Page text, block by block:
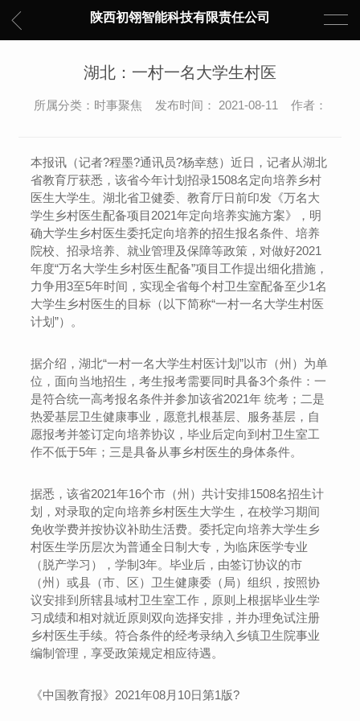
陕西初翎智能科技有限责任公司
湖北：一村一名大学生村医
所属分类：时事聚焦 发布时间： 2021-08-11 作者：
本报讯（记者?程墨?通讯员?杨幸慈）近日，记者从湖北
省教育厅获悉，该省今年计划招录1508名定向培养乡村
医生大学生。湖北省卫健委、教育厅日前印发《万名大
学生乡村医生配备项目2021年定向培养实施方案》，明
确大学生乡村医生委托定向培养的招生报名条件、培养
院校、招录培养、就业管理及保障等政策，对做好2021
年度“万名大学生乡村医生配备”项目工作提出细化措施，
力争用3至5年时间，实现全省每个村卫生室配备至少1名
大学生乡村医生的目标（以下简称“一村一名大学生村医
计划”）。
据介绍，湖北“一村一名大学生村医计划”以市（州）为单
位，面向当地招生，考生报考需要同时具备3个条件：一
是符合统一高考报名条件并参加该省2021年 统考；二是
热爱基层卫生健康事业，愿意扎根基层、服务基层，自
愿报考并签订定向培养协议，毕业后定向到村卫生室工
作不低于5年；三是具备从事乡村医生的身体条件。
据悉，该省2021年16个市（州）共计安排1508名招生计
划，对录取的定向培养乡村医生大学生，在校学习期间
免收学费并按协议补助生活费。委托定向培养大学生乡
村医生学历层次为普通全日制大专，为临床医学专业
（脱产学习），学制3年。毕业后，由签订协议的市
（州）或县（市、区）卫生健康委（局）组织，按照协
议安排到所辖县域村卫生室工作，原则上根据毕业生学
习成绩和相对就近原则双向选择安排，并办理免试注册
乡村医生手续。符合条件的经考录纳入乡镇卫生院事业
编制管理，享受政策规定相应待遇。
《中国教育报》2021年08月10日第1版?